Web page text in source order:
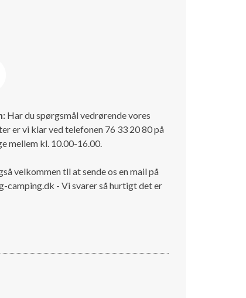
Har du spørgsmål vedrørende vores
er vi klar ved telefonen 76 33 20 80 på
mellem kl. 10.00-16.00.
velkommen tll at sende os en mail på
camping.dk - Vi svarer så hurtigt det er